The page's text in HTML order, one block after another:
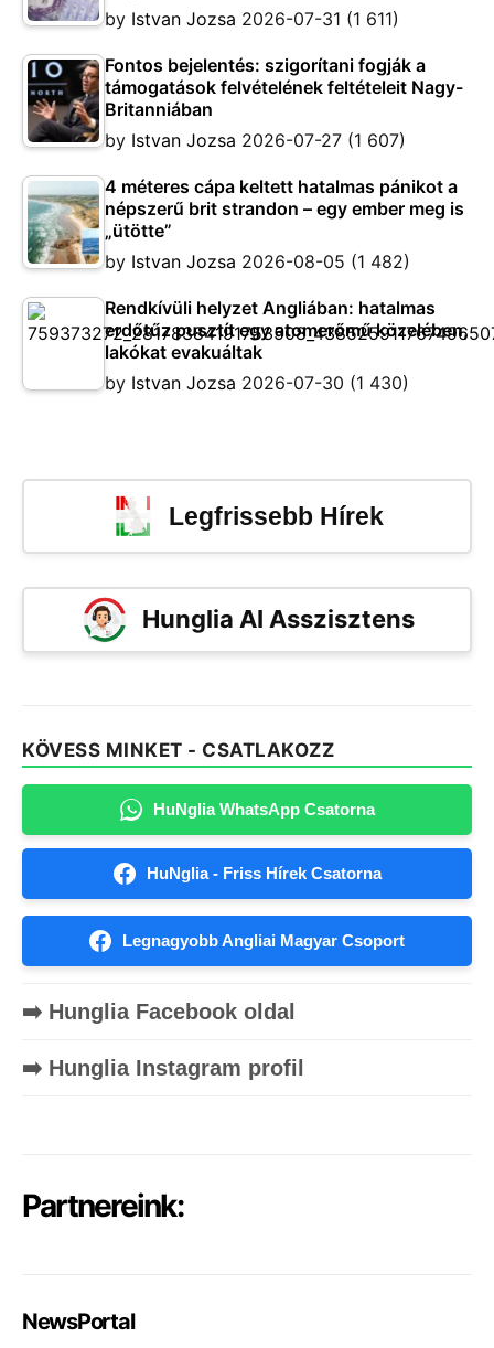
by Istvan Jozsa 2026-07-31 (1 611)
Fontos bejelentés: szigorítani fogják a
támogatások felvételének feltételeit Nagy-
Britanniában
by Istvan Jozsa 2026-07-27 (1 607)
4 méteres cápa keltett hatalmas pánikot a
népszerű brit strandon – egy ember meg is
„ütötte”
by Istvan Jozsa 2026-08-05 (1 482)
Rendkívüli helyzet Angliában: hatalmas
erdőtűz pusztít egy atomerőmű közelében,
lakókat evakuáltak
by Istvan Jozsa 2026-07-30 (1 430)
Legfrissebb Hírek
Hunglia AI Asszisztens
KÖVESS MINKET - CSATLAKOZZ
HuNglia WhatsApp Csatorna
HuNglia - Friss Hírek Csatorna
Legnagyobb Angliai Magyar Csoport
➡️ Hunglia Facebook oldal
➡️ Hunglia Instagram profil
Partnereink:
NewsPortal